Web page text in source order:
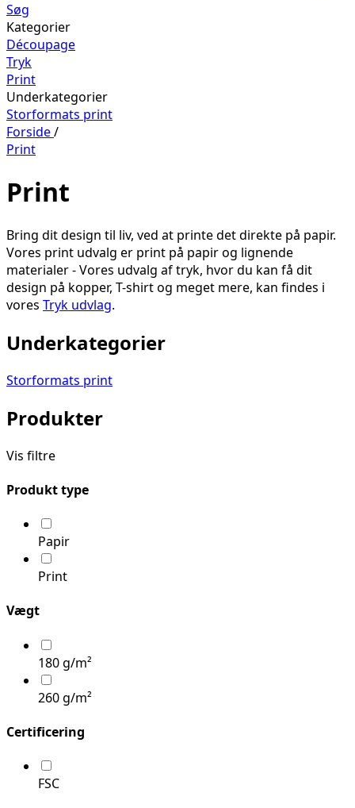
Søg
Kategorier
Découpage
Tryk
Print
Underkategorier
Storformats print
Forside/
Print
Print
Bring dit design til liv, ved at printe det direkte på papir.
Vores print udvalg er print på papir og lignende
materialer - Vores udvalg af tryk, hvor du kan få dit
design på kopper, T-shirt og meget mere, kan findes i
vores Tryk udvlag.
Underkategorier
Storformats print
Produkter
Vis filtre
Produkt type
Papir
Print
Vægt
180 g/m²
260 g/m²
Certificering
FSC